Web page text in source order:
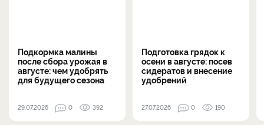
Подкормка малины
после сбора урожая в
августе: чем удобрять
для будущего сезона
29.07.2026 0 392
Подготовка грядок к
осени в августе: посев
сидератов и внесение
удобрений
27.07.2026 0 190